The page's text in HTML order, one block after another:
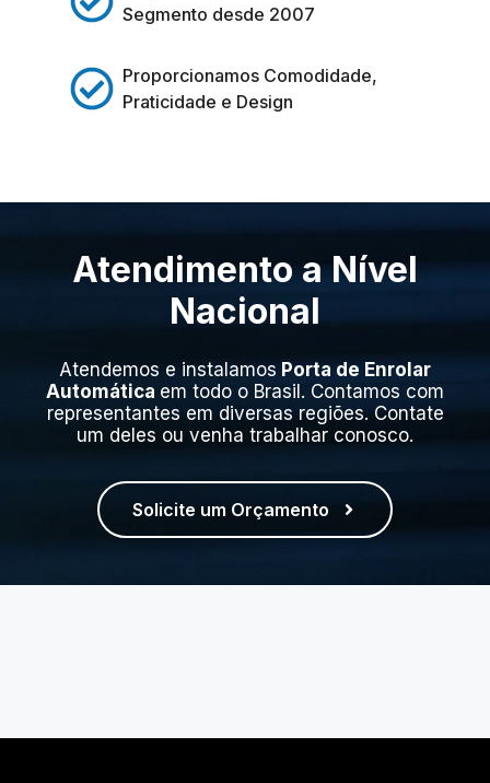
Segmento desde 2007
Proporcionamos Comodidade,
Praticidade e Design
Atendimento a Nível
Nacional
Atendemos e instalamos Porta de Enrolar
Automática em todo o Brasil. Contamos com
representantes em diversas regiões. Contate
um deles ou venha trabalhar conosco.
Solicite um Orçamento